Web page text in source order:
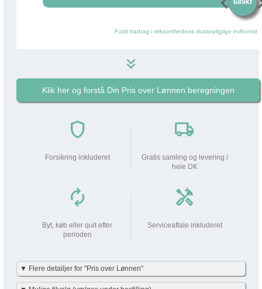
689kr
Fuldt fradrag i virksomhedens skattepligtige indkomst
keyboard_double_arrow_down
689 kr
do_not_disturb_on
Beskatning (lidt som fri mobil) 207 kr
Klik her og forstå Din Pris over Lønnen beregningen
shield
Forsikring inkluderet
local_shipping
Gratis samling og levering i
hele DK
autorenew
Byt, køb eller quit efter
perioden
handyman
Serviceaftale inkluderet
▼ Flere detailjer for "Pris over Lønnen"
Vi har gjort det enkelt og har allerede lavet beregningerne for dig i